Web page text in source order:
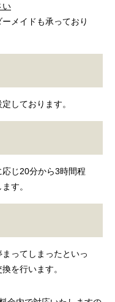
い
メイドも承っており
しております。
じ20分から3時間程
す。
ってしまったといっ
を行います。